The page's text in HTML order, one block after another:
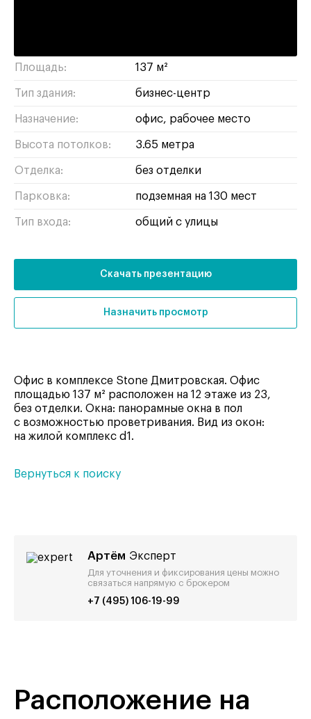
Площадь: 137 м²
Тип здания: бизнес-центр
Назначение: офис рабочее место
Высота потолков: 3.65 метра
Отделка: без отделки
Парковка: подземная на 130 мест
Тип входа: общий с улицы
Скачать презентацию
Назначить просмотр
Офис в комплексе Stone Дмитровская. Офис
площадью 137 м² расположен на 12 этаже из 23,
без отделки. Окна: панорамные окна в пол
с возможностью проветривания. Вид из окон:
на жилой комплекс d1.
Вернуться к поиску
Артём Эксперт
Для уточнения и фиксирования цены можно
связаться напрямую с брокером
+7 (495) 106-19-99
Расположение на